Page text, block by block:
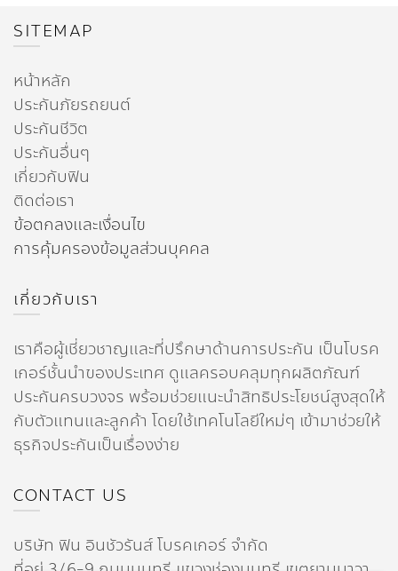
SITEMAP
หน้าหลัก
ประกันภัยรถยนต์
ประกันชีวิต
ประกันอื่นๆ
เกี่ยวกับฟิน
ติดต่อเรา
ข้อตกลงและเงื่อนไข
การคุ้มครองข้อมูลส่วนบุคคล
เกี่ยวกับเรา
เราคือผู้เชี่ยวชาญและที่ปรึกษาด้านการประกัน เป็นโบรค
เกอร์ชั้นนำของประเทศ ดูแลครอบคลุมทุกผลิตภัณฑ์
ประกันครบวงจร พร้อมช่วยแนะนำสิทธิประโยชน์สูงสุดให้
กับตัวแทนและลูกค้า โดยใช้เทคโนโลยีใหม่ๆ เข้ามาช่วยให้
ธุรกิจประกันเป็นเรื่องง่าย
CONTACT US
บริษัท ฟิน อินชัวรันส์ โบรคเกอร์ จำกัด